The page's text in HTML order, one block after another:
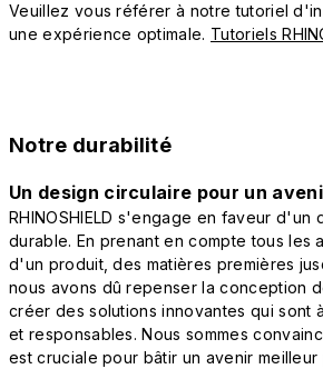
Veuillez vous référer à notre tutoriel
une expérience optimale. Tutoriels
Notre durabilité
Un design circulaire pour un
RHINOSHIELD s'engage en faveur d'un
durable. En prenant en compte tous les
d'un produit, des matières premières
nous avons dû repenser la conception
créer des solutions innovantes qui sont
et responsables. Nous sommes
est cruciale pour bâtir un avenir meilleur